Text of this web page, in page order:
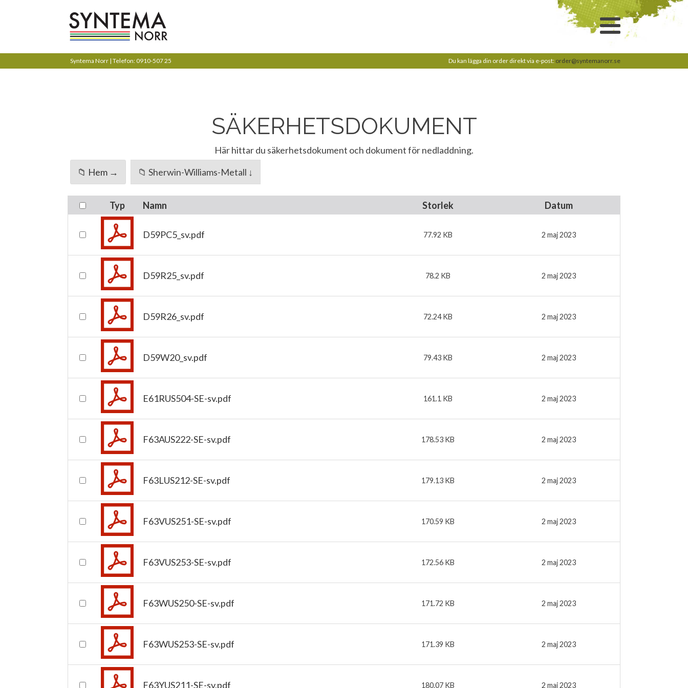
Syntema Norr | Telefon: 0910-507 25 Du kan lägga din order direkt via e-post: order@syntemanorr.se
SÄKERHETSDOKUMENT
Här hittar du säkerhetsdokument och dokument för nedladdning.
📁 Hem →
📁 Sherwin-Williams-Metall ↓
Typ Namn Storlek Datum
D59PC5_sv.pdf 77.92 KB 2 maj 2023
D59R25_sv.pdf 78.2 KB 2 maj 2023
D59R26_sv.pdf 72.24 KB 2 maj 2023
D59W20_sv.pdf 79.43 KB 2 maj 2023
E61RUS504-SE-sv.pdf 161.1 KB 2 maj 2023
F63AUS222-SE-sv.pdf 178.53 KB 2 maj 2023
F63LUS212-SE-sv.pdf 179.13 KB 2 maj 2023
F63VUS251-SE-sv.pdf 170.59 KB 2 maj 2023
F63VUS253-SE-sv.pdf 172.56 KB 2 maj 2023
F63WUS250-SE-sv.pdf 171.72 KB 2 maj 2023
F63WUS253-SE-sv.pdf 171.39 KB 2 maj 2023
F63YUS211-SE-sv.pdf 180.07 KB 2 maj 2023